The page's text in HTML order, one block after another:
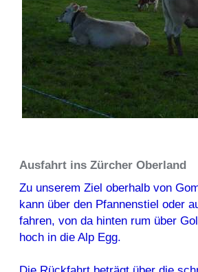
Ausfahrt ins Zürcher Oberland
Zu unserem Ziel oberhalb von
kann über den Pfannenstiel oder
fahren, von da hinten rum über
hoch in die Alp Egg.